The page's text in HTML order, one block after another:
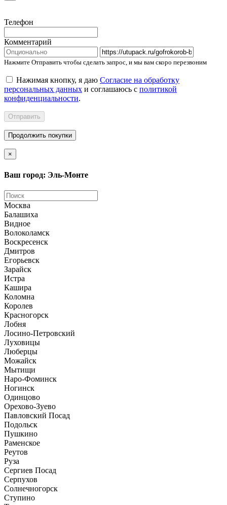
Телефон
Комментарий
Нажмите Отправить чтобы сделать запрос, и мы вам скоро перезвоним
Нажимая кнопку, я даю Согласие на обработку
персональных данных и соглашаюсь с политикой
конфиденциальности.
Отправить
Продолжить покупки
×
Ваш город: Эль-Монте
Москва
Балашиха
Видное
Волоколамск
Воскресенск
Дмитров
Егорьевск
Зарайск
Истра
Кашира
Коломна
Королев
Красногорск
Лобня
Лосино-Петровский
Луховицы
Люберцы
Можайск
Мытищи
Наро-Фоминск
Ногинск
Одинцово
Орехово-Зуево
Павловский Посад
Подольск
Пушкино
Раменское
Реутов
Руза
Сергиев Посад
Серпухов
Солнечногорск
Ступино